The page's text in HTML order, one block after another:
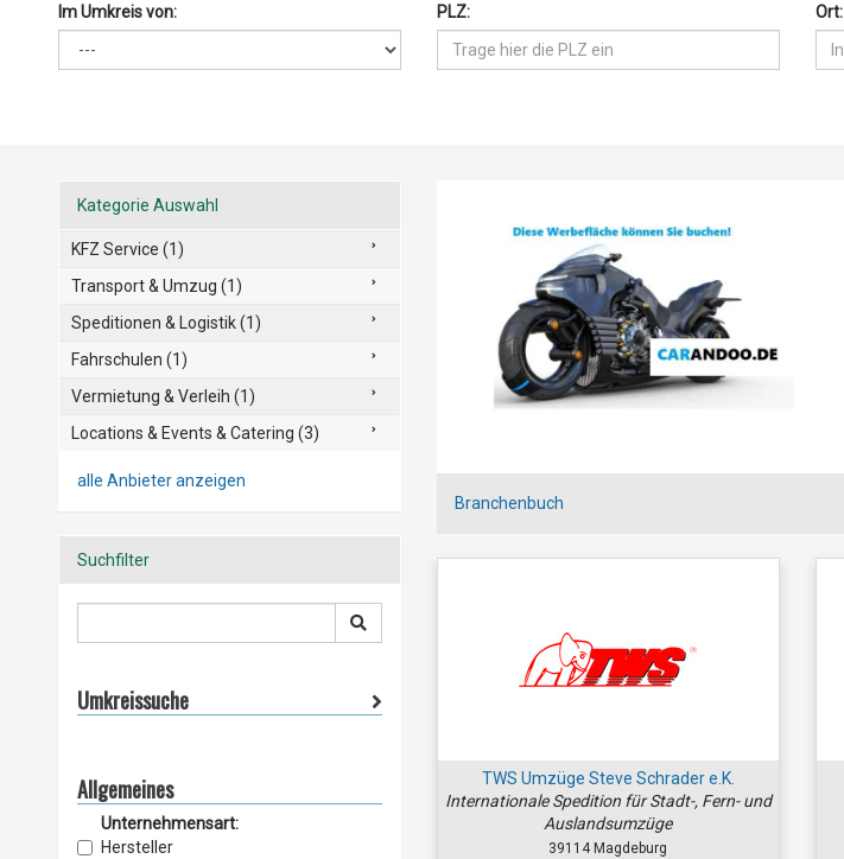
Im Umkreis von: PLZ: Ort:
Branchenbuch
TWS Umzüge Steve Schrader e.K.
Internationale Spedition für Stadt-, Fern- und
Auslandsumzüge
39114 Magdeburg
Kategorie Auswahl
KFZ Service (1)
Transport & Umzug (1)
Speditionen & Logistik (1)
Fahrschulen (1)
Vermietung & Verleih (1)
Locations & Events & Catering (3)
alle Anbieter anzeigen
Suchfilter
Umkreissuche
Allgemeines
Unternehmensart:
Hersteller